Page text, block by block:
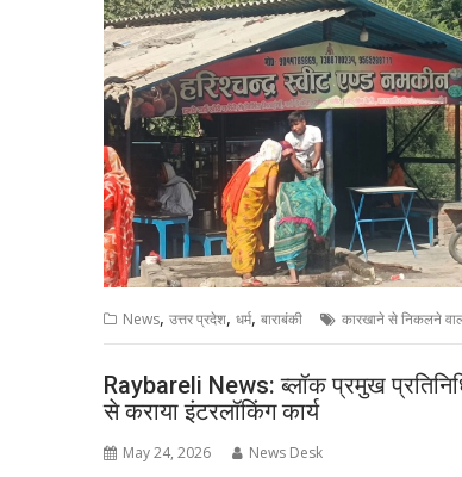
News, उत्तर प्रदेश, धर्म, बाराबंकी कारखाने से निकलने वाला
Raybareli News: ब्लॉक प्रमुख
से कराया इंटरलॉकिंग कार्य
May 24, 2026 News Desk